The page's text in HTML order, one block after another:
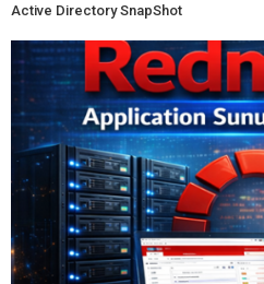
Active Directory SnapShot